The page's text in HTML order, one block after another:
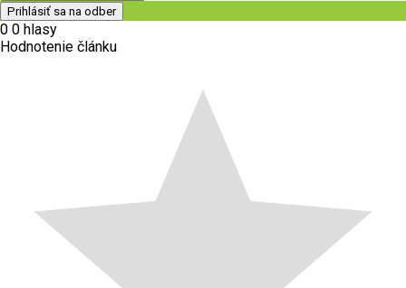
0 0 hlasy
Hodnotenie článku